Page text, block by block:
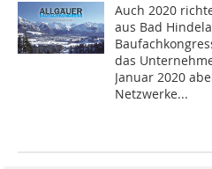
Auch 2020
aus Bad
das
Januar 2020
Netzwerke...